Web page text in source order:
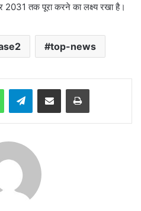
2031 तक पूरा करने का लक्ष्य रखा है।
top-news
WhatsAppTelegramShare via Email Print